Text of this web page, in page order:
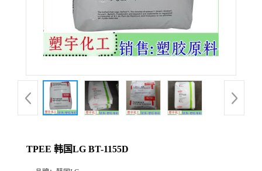
TPEE 韩国LG BT-1155D